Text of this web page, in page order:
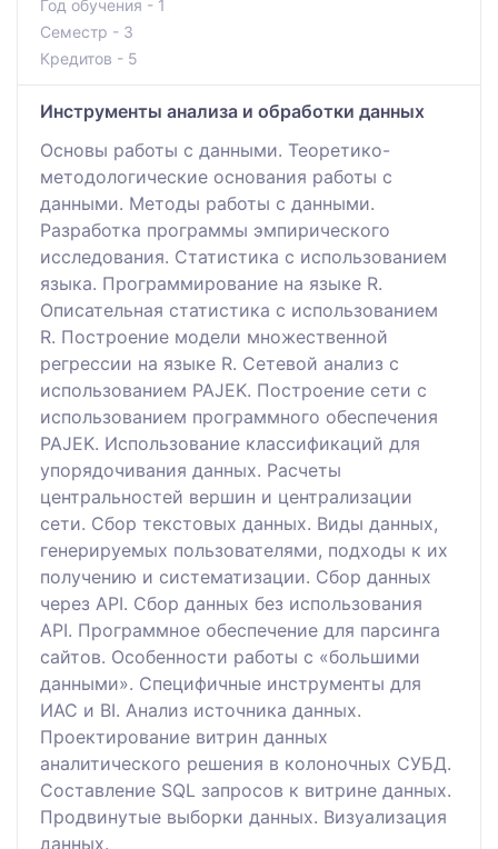
Год обучения - 1
Семестр - 3
Кредитов - 5
Инструменты анализа и обработки данных
Основы работы с данными. Теоретико-
методологические основания работы с
данными. Методы работы с данными.
Разработка программы эмпирического
исследования. Статистика с использованием
языка. Программирование на языке R.
Описательная статистика с использованием
R. Построение модели множественной
регрессии на языке R. Сетевой анализ с
использованием PAJEK. Построение сети с
использованием программного обеспечения
PAJEK. Использование классификаций для
упорядочивания данных. Расчеты
центральностей вершин и централизации
сети. Сбор текстовых данных. Виды данных,
генерируемых пользователями, подходы к их
получению и систематизации. Сбор данных
через API. Сбор данных без использования
API. Программное обеспечение для парсинга
сайтов. Особенности работы с «большими
данными». Специфичные инструменты для
ИАС и BI. Анализ источника данных.
Проектирование витрин данных
аналитического решения в колоночных СУБД.
Составление SQL запросов к витрине данных.
Продвинутые выборки данных. Визуализация
данных.